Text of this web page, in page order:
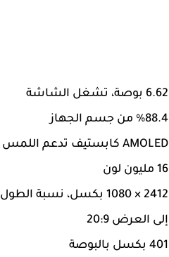
6.62 بوصة، تشغل الشاشة
88.4% من جسم الجهاز
AMOLED كابستيف تدعم اللمس
16 مليون لون
2412 × 1080 بكسل، نسبة الطول
إلى العرض 20:9
401 بكسل بالبوصة